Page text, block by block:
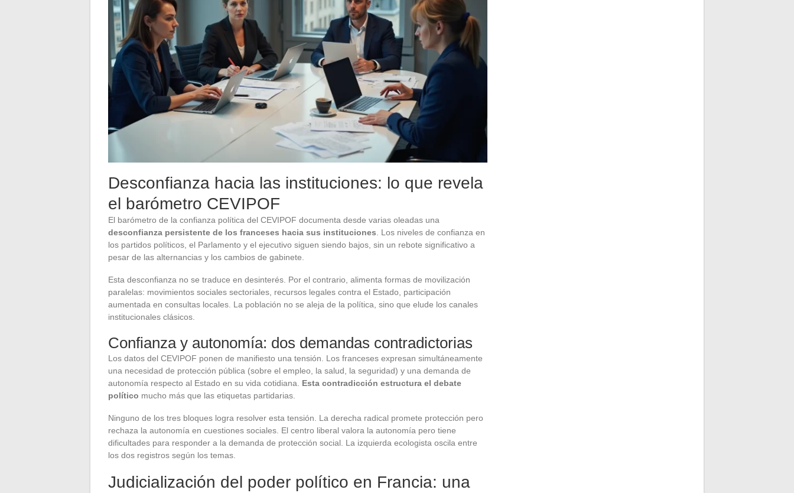
Desconfianza hacia las instituciones: lo que revela
el barómetro CEVIPOF
El barómetro de la confianza política del CEVIPOF documenta desde varias oleadas una
desconfianza persistente de los franceses hacia sus instituciones. Los niveles de confianza en
los partidos políticos, el Parlamento y el ejecutivo siguen siendo bajos, sin un rebote significativo a
pesar de las alternancias y los cambios de gabinete.
Esta desconfianza no se traduce en desinterés. Por el contrario, alimenta formas de movilización
paralelas: movimientos sociales sectoriales, recursos legales contra el Estado, participación
aumentada en consultas locales. La población no se aleja de la política, sino que elude los canales
institucionales clásicos.
Confianza y autonomía: dos demandas contradictorias
Los datos del CEVIPOF ponen de manifiesto una tensión. Los franceses expresan simultáneamente
una necesidad de protección pública (sobre el empleo, la salud, la seguridad) y una demanda de
autonomía respecto al Estado en su vida cotidiana. Esta contradicción estructura el debate
político mucho más que las etiquetas partidarias.
Ninguno de los tres bloques logra resolver esta tensión. La derecha radical promete protección pero
rechaza la autonomía en cuestiones sociales. El centro liberal valora la autonomía pero tiene
dificultades para responder a la demanda de protección social. La izquierda ecologista oscila entre
los dos registros según los temas.
Judicialización del poder político en Francia: una